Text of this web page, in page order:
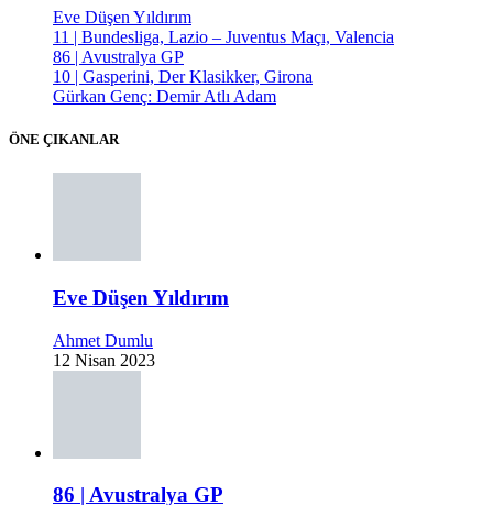
Eve Düşen Yıldırım
11 | Bundesliga, Lazio – Juventus Maçı, Valencia
86 | Avustralya GP
10 | Gasperini, Der Klasikker, Girona
Gürkan Genç: Demir Atlı Adam
ÖNE ÇIKANLAR
Eve Düşen Yıldırım
Ahmet Dumlu
12 Nisan 2023
86 | Avustralya GP